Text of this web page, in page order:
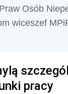
Osób
wiceszef
pracy